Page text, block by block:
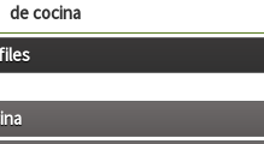
de cocina